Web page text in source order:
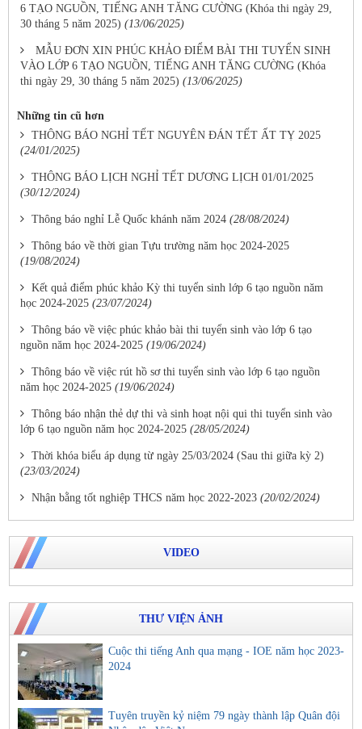
6 TẠO NGUỒN, TIẾNG ANH TĂNG CƯỜNG (Khóa thi ngày 29,
30 tháng 5 năm 2025) (13/06/2025)
MẪU ĐƠN XIN PHÚC KHẢO ĐIỂM BÀI THI TUYỂN SINH
VÀO LỚP 6 TẠO NGUỒN, TIẾNG ANH TĂNG CƯỜNG (Khóa
thi ngày 29, 30 tháng 5 năm 2025) (13/06/2025)
Những tin cũ hơn
THÔNG BÁO NGHỈ TẾT NGUYÊN ĐÁN TẾT ẤT TỴ 2025
(24/01/2025)
THÔNG BÁO LỊCH NGHỈ TẾT DƯƠNG LỊCH 01/01/2025
(30/12/2024)
Thông báo nghỉ Lễ Quốc khánh năm 2024 (28/08/2024)
Thông báo về thời gian Tựu trường năm học 2024-2025
(19/08/2024)
Kết quả điểm phúc khảo Kỳ thi tuyển sinh lớp 6 tạo nguồn năm
học 2024-2025 (23/07/2024)
Thông báo về việc phúc khảo bài thi tuyển sinh vào lớp 6 tạo
nguồn năm học 2024-2025 (19/06/2024)
Thông báo về việc rút hồ sơ thi tuyển sinh vào lớp 6 tạo nguồn
năm học 2024-2025 (19/06/2024)
Thông báo nhận thẻ dự thi và sinh hoạt nội qui thi tuyển sinh vào
lớp 6 tạo nguồn năm học 2024-2025 (28/05/2024)
Thời khóa biểu áp dụng từ ngày 25/03/2024 (Sau thi giữa kỳ 2)
(23/03/2024)
Nhận bằng tốt nghiệp THCS năm học 2022-2023 (20/02/2024)
VIDEO
THƯ VIỆN ẢNH
Cuộc thi tiếng Anh qua mạng - IOE năm học 2023-
2024
Tuyên truyền kỷ niệm 79 ngày thành lập Quân đội